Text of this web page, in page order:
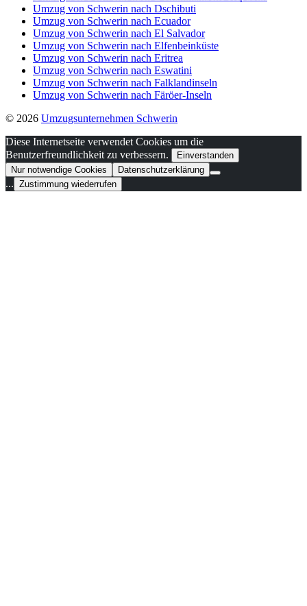
Umzug von Schwerin nach Dschibuti
Umzug von Schwerin nach Ecuador
Umzug von Schwerin nach El Salvador
Umzug von Schwerin nach Elfenbeinküste
Umzug von Schwerin nach Eritrea
Umzug von Schwerin nach Eswatini
Umzug von Schwerin nach Falklandinseln
Umzug von Schwerin nach Färöer-Inseln
© 2026 Umzugsunternehmen Schwerin
Diese Internetseite verwendet Cookies um die
Benutzerfreundlichkeit zu verbessern.
Einverstanden
Nur notwendige Cookies
Datenschutzerklärung
... Zustimmung wiederrufen